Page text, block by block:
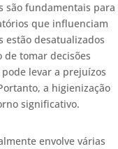
são fundamentais para
que influenciam
estão desatualizados
de tomar decisões
levar a prejuízos
a higienização
significativo.
envolve várias